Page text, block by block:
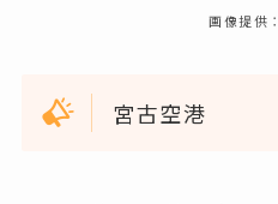
画像提供
宮古空港